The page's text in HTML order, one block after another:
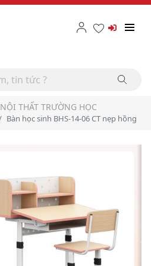
NỘI THẤT TRƯỜNG HỌC
Bàn học sinh BHS-14-06 CT nẹp hồng